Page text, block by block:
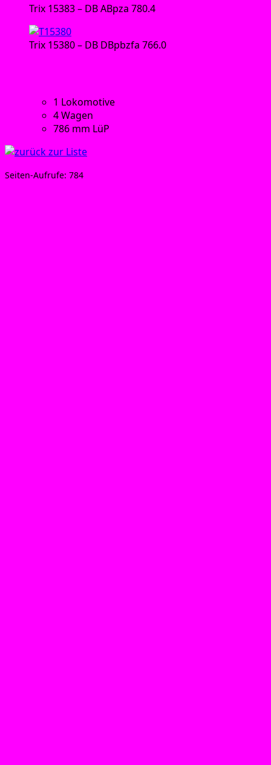
Trix 15383 – DB ABpza 780.4
Trix 15380 – DB DBpbzfa 766.0
1 Loko­mo­ti­ve
4 Wagen
786 mm LüP
Sei­ten-Auf­ru­fe: 784